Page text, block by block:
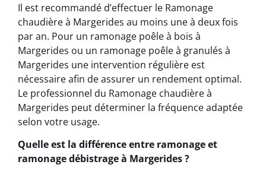
Il est recommandé d’effectuer le Ramonage
chaudière à Margerides au moins une à deux fois
par an. Pour un ramonage poêle à bois à
Margerides ou un ramonage poêle à granulés à
Margerides une intervention régulière est
nécessaire afin de assurer un rendement optimal.
Le professionnel du Ramonage chaudière à
Margerides peut déterminer la fréquence adaptée
selon votre usage.
Quelle est la différence entre ramonage et
ramonage débistrage à Margerides ?